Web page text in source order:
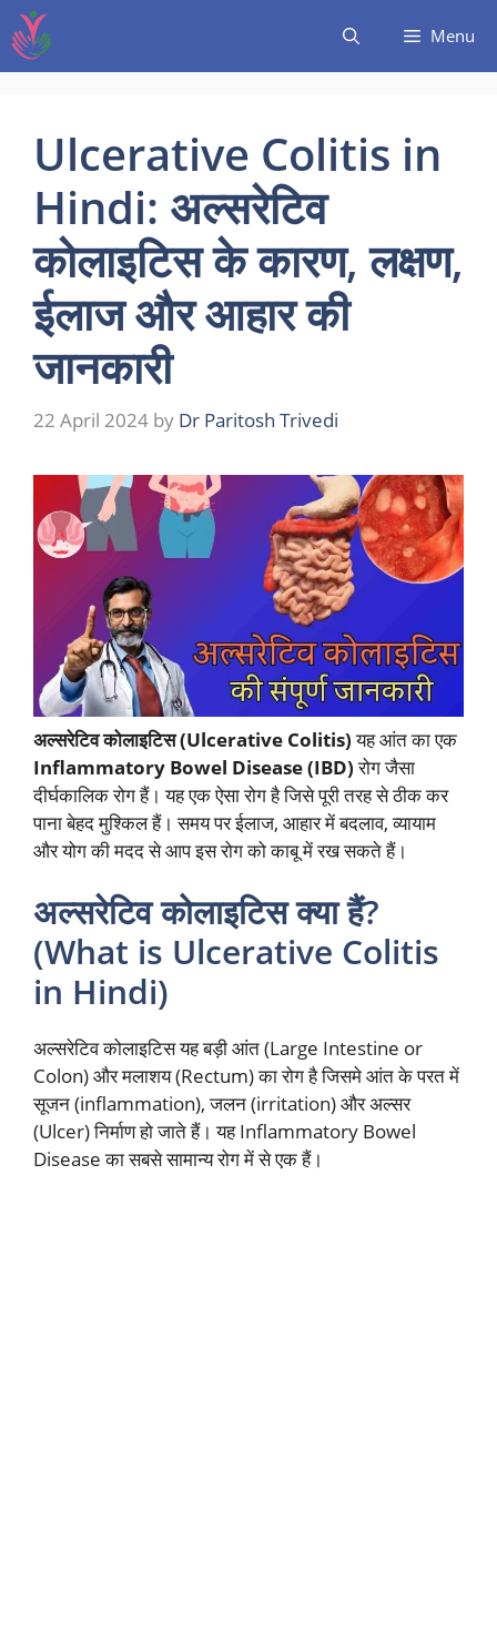
Menu
Ulcerative Colitis in
Hindi: अल्सरेटिव
कोलाइटिस के कारण, लक्षण,
ईलाज और आहार की
जानकारी
22 April 2024 by Dr Paritosh Trivedi
अल्सरेटिव कोलाइटिस (Ulcerative Colitis)यह आंत का एक
Inflammatory Bowel Disease (IBD)रोग जैसा
दीर्घकालिक रोग हैं। यह एक ऐसा रोग है जिसे पूरी तरह से ठीक कर
पाना बेहद मुश्किल हैं। समय पर ईलाज, आहार में बदलाव, व्यायाम
और योग की मदद से आप इस रोग को काबू में रख सकते हैं।
अल्सरेटिव कोलाइटिस क्या हैं?
(What is Ulcerative Colitis
in Hindi)
अल्सरेटिव कोलाइटिस यह बड़ी आंत (Large Intestine or
Colon) और मलाशय (Rectum) का रोग है जिसमे आंत के परत में
सूजन (inflammation), जलन (irritation) और अल्सर
(Ulcer) निर्माण हो जाते हैं। यह Inflammatory Bowel
Disease का सबसे सामान्य रोग में से एक हैं।